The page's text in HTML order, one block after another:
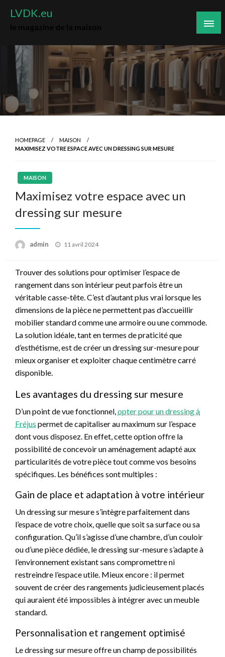
LVDK.eu
HOMEPAGE
MAISON
MAXIMISEZ VOTRE ESPACE AVEC UN DRESSING SUR MESURE
MAISON
Maximisez votre espace avec un
dressing sur mesure
admin
Posted
11 avril 2024
Trouver des solutions pour optimiser l’espace de
rangement dans son intérieur peut parfois être un
véritable casse-tête. C’est d’autant plus vrai lorsque les
dimensions de la pièce ne permettent pas d’accueillir
mobilier standard comme une armoire ou une commode.
La solution idéale, tant en termes de praticité que
d’esthétisme, est de créer un dressing sur-mesure pour
mieux organiser et exploiter chaque centimètre carré
disponible.
Les avantages du dressing sur mesure
D’un point de vue fonctionnel,opter pour un dressing à
Fréjus permet de capitaliser au maximum sur l’espace
dont vous disposez. En effet, cette option offre la
possibilité de concevoir un aménagement adapté aux
particularités de votre pièce tout comme vos besoins
spécifiques. Les bénéfices sont multiples :
Gain de place et adaptation à votre intérieur
Un dressing sur mesure s’intègre parfaitement dans
l’espace de votre choix, quelle que soit sa surface ou sa
configuration. Qu’il s’agisse d’une chambre, d’un couloir
ou d’une pièce dédiée, le dressing sur-mesure s’adapte à
l’environnement existant sans compromettre ni
restreindre l’espace utile. Mieux encore : il permet
souvent de créer des rangements judicieusement placés
qui auraient été impossibles à intégrer avec un meuble
standard.
Personnalisation et rangement optimisé
Le dressing sur mesure offre un champ de possibilités